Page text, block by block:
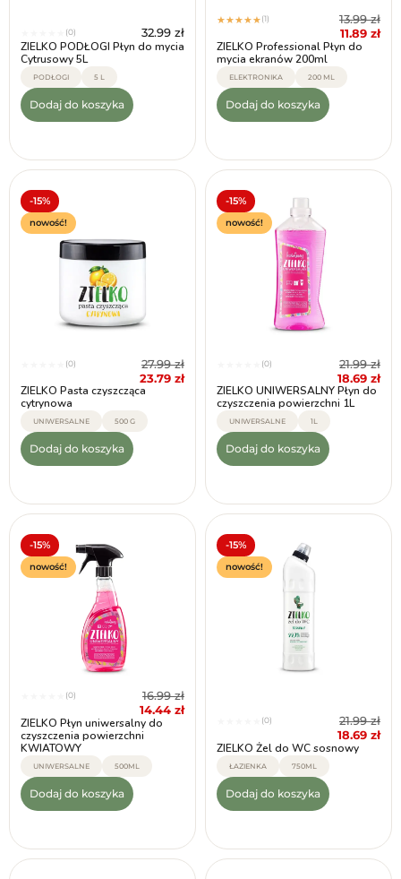
(0) 32.99 zł
ZIELKO PODŁOGI Płyn do mycia
Cytrusowy 5L
PODŁOGI 5 L
Dodaj do koszyka
★★★★★(1) 13.99zł
11.89 zł
ZIELKO Professional Płyn do
mycia ekranów 200ml
ELEKTRONIKA 200 ML
Dodaj do koszyka
-15%
nowość!
(0) 27.99zł
23.79 zł
ZIELKO Pasta czyszcząca
cytrynowa
UNIWERSALNE 500 G
Dodaj do koszyka
-15%
nowość!
(0) 21.99zł
18.69 zł
ZIELKO UNIWERSALNY Płyn do
czyszczenia powierzchni 1L
UNIWERSALNE 1L
Dodaj do koszyka
-15%
nowość!
(0) 16.99zł
14.44 zł
ZIELKO Płyn uniwersalny do
czyszczenia powierzchni
KWIATOWY
UNIWERSALNE 500ML
Dodaj do koszyka
-15%
nowość!
(0) 21.99zł
18.69 zł
ZIELKO Żel do WC sosnowy
ŁAZIENKA 750ML
Dodaj do koszyka